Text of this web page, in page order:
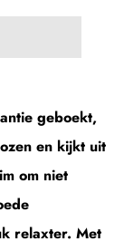
geboekt,
en kijkt uit
om niet
relaxter. Met